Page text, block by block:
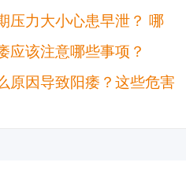
密一对一精准诊疗
压力大小心患早泄？ 哪
造成男性早泄？
应该注意哪些事项？
原因导致阳痿？这些危害